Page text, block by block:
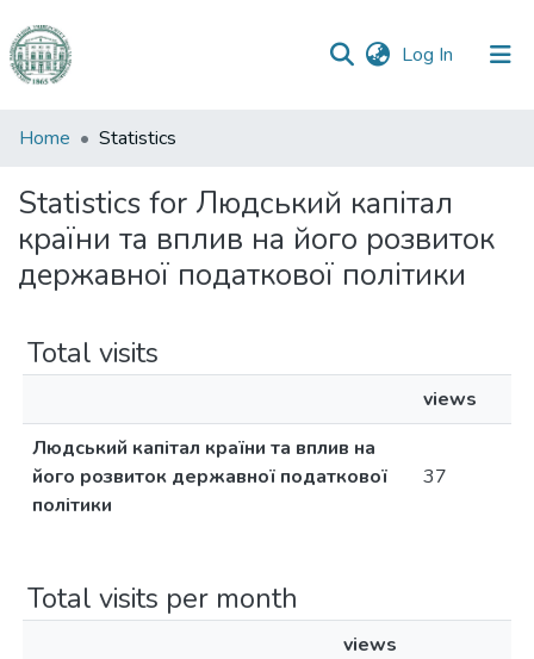
Log In (current)
Communities
Collections
All of DSpace
Home Statistics
Statistics for Людський капітал
країни та вплив на його розвиток
державної податкової політики
Total visits
views
Людський капітал країни та вплив на
його розвиток державної податкової
політики
37
Total visits per month
views